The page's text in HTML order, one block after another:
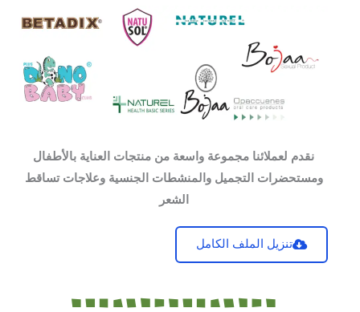
نقدم لعملائنا مجموعة واسعة من منتجات العناية بالأطفال
ومستحضرات التجميل والمنشطات الجنسية وعلاجات تساقط
الشعر
تنزيل الملف الكامل